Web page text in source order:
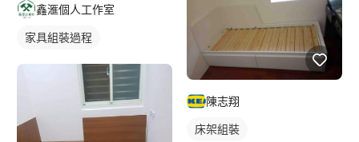
鑫滙個人工作室
家具組裝過程
陳志翔
床架組裝